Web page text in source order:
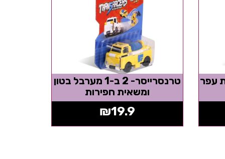
1 משאית עפר
טרנסרייסר- 2 ב-1 מערבל בטון
ומשאית חפירות
₪19.9